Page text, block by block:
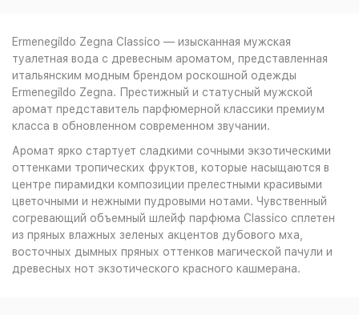
Ermenegildo Zegna Classico — изысканная мужская
туалетная вода с древесным ароматом, представленная
итальянским модным брендом роскошной одежды
Ermenegildo Zegna. Престижный и статусный мужской
аромат представитель парфюмерной классики премиум
класса в обновленном современном звучании.
Аромат ярко стартует сладкими сочными экзотическими
оттенками тропических фруктов, которые насыщаются в
центре пирамидки композиции прелестными красивыми
цветочными и нежными пудровыми нотами. Чувственный
согревающий объемный шлейф парфюма Classico сплетен
из пряных влажных зеленых акцентов дубового мха,
восточных дымных пряных оттенков магической пачули и
древесных нот экзотического красного кашмерана.